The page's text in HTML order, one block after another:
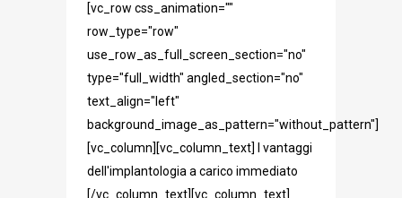
[vc_row css_animation=""
row_type="row"
use_row_as_full_screen_section="no"
type="full_width" angled_section="no"
text_align="left"
background_image_as_pattern="without_pattern"]
[vc_column][vc_column_text] I vantaggi
dell'implantologia a carico immediato
[/vc_column_text][vc_column_text]